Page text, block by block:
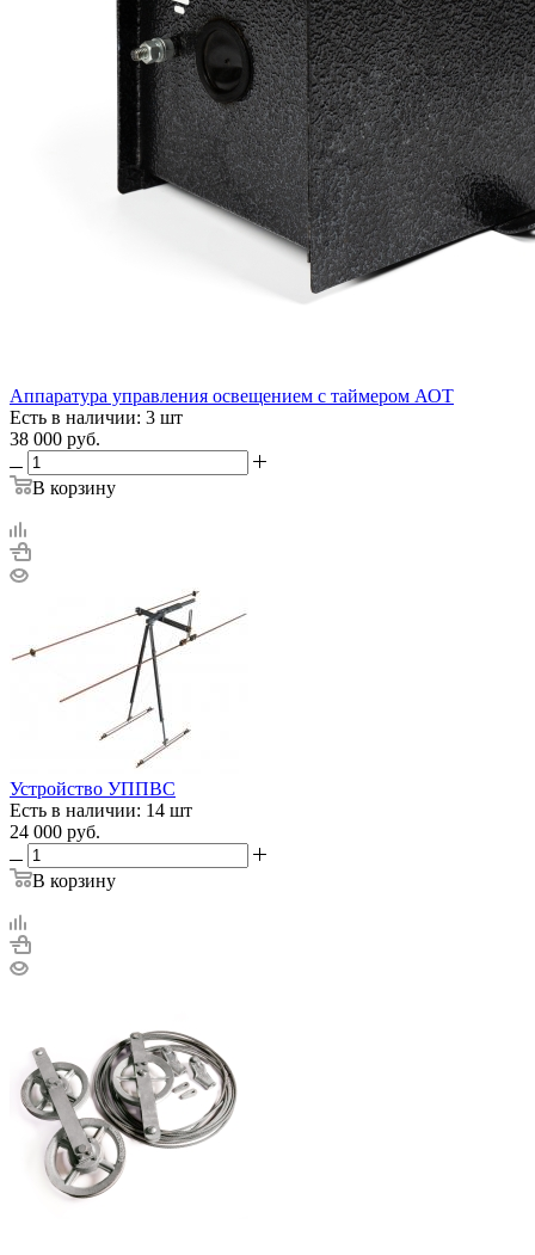
Аппаратура управления освещением с таймером АОТ
Есть в наличии: 3 шт
38 000 руб.
В корзину
Устройство УППВС
Есть в наличии: 14 шт
24 000 руб.
В корзину